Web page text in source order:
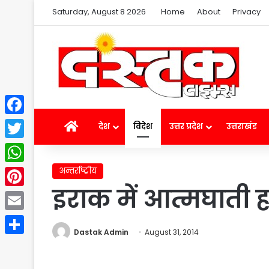
Saturday, August 8 2026 Home About Privacy
Homeदेश विदेश उत्तर प्रदेश उत्तराखंड
अन्तर्राष्ट्रीय
इराक में आत्मघाती
Dastak Admin August 31, 2014
Facebook
Twitter
WhatsApp
Pinterest
Email